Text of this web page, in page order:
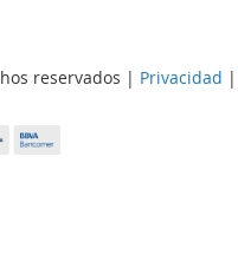
reservados | Privacidad |